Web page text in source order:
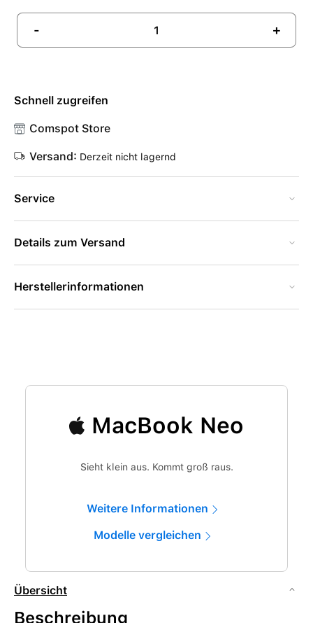
- +
Schnell zugreifen
Comspot Store
Versand: Derzeit nicht lagernd
Service
Details zum Versand
Herstellerinformationen
MacBook Neo
Sieht klein aus. Kommt groß raus.
Weitere Informationen
Modelle vergleichen
Übersicht
Beschreibung